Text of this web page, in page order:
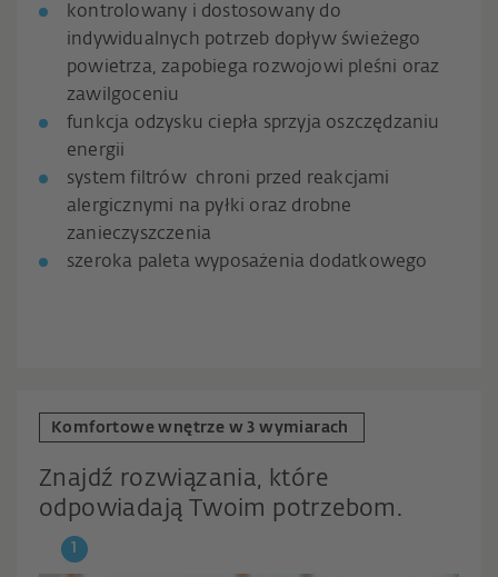
kontrolowany i dostosowany do
indywidualnych potrzeb dopływ świeżego
powietrza, zapobiega rozwojowi pleśni oraz
zawilgoceniu
funkcja odzysku ciepła sprzyja oszczędzaniu
energii
system filtrów chroni przed reakcjami
alergicznymi na pyłki oraz drobne
zanieczyszczenia
szeroka paleta wyposażenia dodatkowego
Komfortowe wnętrze w 3 wymiarach
Znajdź rozwiązania, które
odpowiadają Twoim potrzebom.